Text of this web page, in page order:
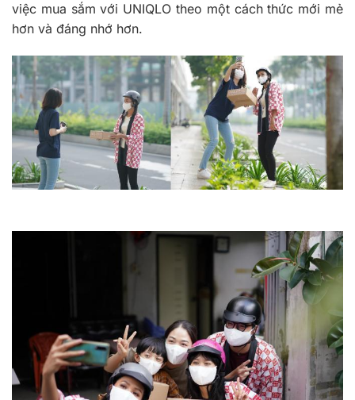
việc mua sắm với UNIQLO theo một cách thức mới mẻ
hơn và đáng nhớ hơn.